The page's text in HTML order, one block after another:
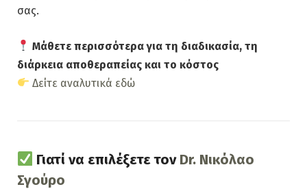
σας.
Μάθετε περισσότερα για τη διαδικασία, τη
διάρκεια αποθεραπείας και το κόστος
Δείτε αναλυτικά εδώ
Γιατί να επιλέξετε τον Dr. Νικόλαο
Σγούρο